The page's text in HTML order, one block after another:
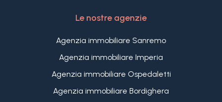
Le nostre agenzie
Agenzia immobiliare Sanremo
Agenzia immobiliare Imperia
Agenzia immobiliare Ospedaletti
Agenzia immobiliare Bordighera